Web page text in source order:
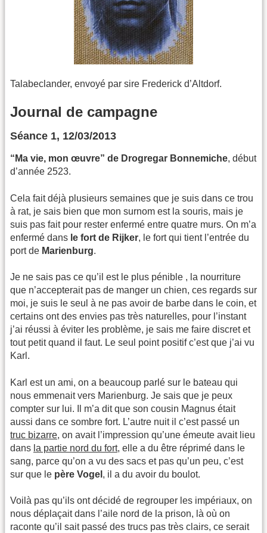
Talabeclander, envoyé par sire Frederick d’Altdorf.
Journal de campagne
Séance 1, 12/03/2013
“Ma vie, mon œuvre” de Drogregar Bonnemiche, début
d’année 2523.
Cela fait déjà plusieurs semaines que je suis dans ce trou
à rat, je sais bien que mon surnom est la souris, mais je
suis pas fait pour rester enfermé entre quatre murs. On m’a
enfermé dans le fort de Rijker, le fort qui tient l’entrée du
port de Marienburg.
Je ne sais pas ce qu’il est le plus pénible , la nourriture
que n’accepterait pas de manger un chien, ces regards sur
moi, je suis le seul à ne pas avoir de barbe dans le coin, et
certains ont des envies pas très naturelles, pour l’instant
j’ai réussi à éviter les problème, je sais me faire discret et
tout petit quand il faut. Le seul point positif c’est que j’ai vu
Karl.
Karl est un ami, on a beaucoup parlé sur le bateau qui
nous emmenait vers Marienburg. Je sais que je peux
compter sur lui. Il m’a dit que son cousin Magnus était
aussi dans ce sombre fort. L’autre nuit il c’est passé un
truc bizarre, on avait l’impression qu’une émeute avait lieu
dans la partie nord du fort, elle a du être réprimé dans le
sang, parce qu’on a vu des sacs et pas qu’un peu, c’est
sur que le père Vogel , il a du avoir du boulot.
Voilà pas qu’ils ont décidé de regrouper les impériaux, on
nous déplaçait dans l’aile nord de la prison, là où on
raconte qu’il sait passé des trucs pas très clairs, ce serait